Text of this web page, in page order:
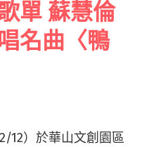
單 蘇慧倫
名曲〈鴨
12）於華山文創園區